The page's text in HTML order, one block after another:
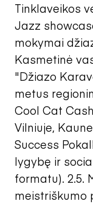
Tinklaveikos
Jazz
mokymai
Kasmetinė
"Džiazo
metus
Cool Cat
Vilniuje,
Success
lygybę ir
formatu). 2.5.
meistriškumo